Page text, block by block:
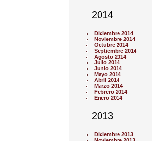
2014
Diciembre 2014
Noviembre 2014
Octubre 2014
Septiembre 2014
Agosto 2014
Julio 2014
Junio 2014
Mayo 2014
Abril 2014
Marzo 2014
Febrero 2014
Enero 2014
2013
Diciembre 2013